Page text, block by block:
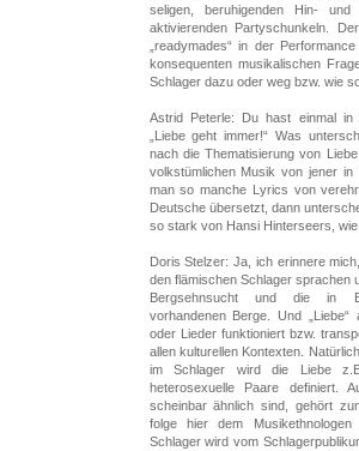
seligen, beruhigenden Hin-
aktivierenden Partyschunkeln.
„readymades“ in der
konsequenten musikalischen
Schlager dazu oder weg bzw. wie
Astrid Peterle: Du hast einmal in
„Liebe geht immer!“ Was
nach die Thematisierung von
volkstümlichen Musik von jener in
man so manche Lyrics von
Deutsche übersetzt, dann
so stark von Hansi Hinterseers, wie
Doris Stelzer: Ja, ich erinnere
den flämischen Schlager sprachen
Bergsehnsucht und die in
vorhandenen Berge. Und
oder Lieder funktioniert bzw.
allen kulturellen Kontexten.
im Schlager wird die Liebe
heterosexuelle Paare definiert.
scheinbar ähnlich sind, gehört
folge hier dem
Schlager wird vom